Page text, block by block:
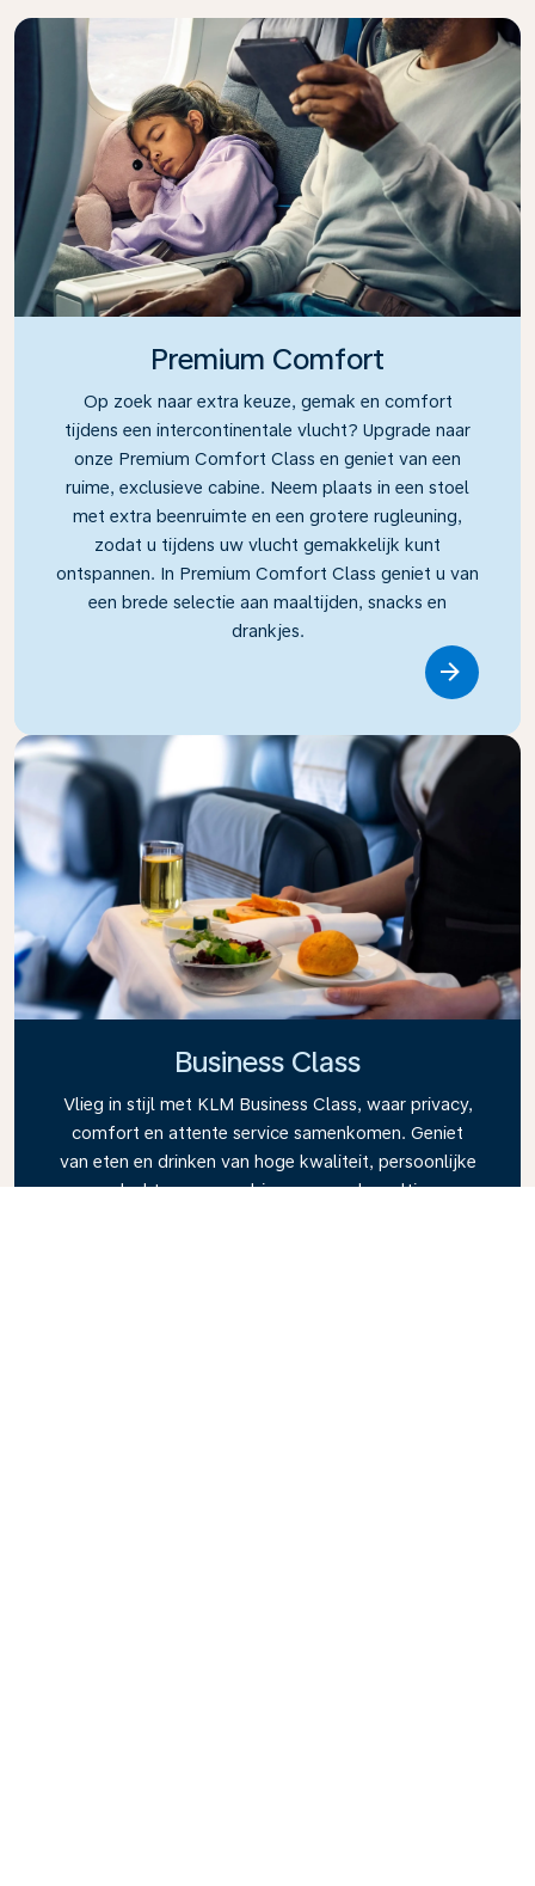
Premium Comfort
Op zoek naar extra keuze, gemak en comfort
tijdens een intercontinentale vlucht? Upgrade naar
onze Premium Comfort Class en geniet van een
ruime, exclusieve cabine. Neem plaats in een stoel
met extra beenruimte en een grotere rugleuning,
zodat u tijdens uw vlucht gemakkelijk kunt
ontspannen. In Premium Comfort Class geniet u van
een brede selectie aan maaltijden, snacks en
drankjes.
Business Class
Vlieg in stijl met KLM Business Class, waar privacy,
comfort en attente service samenkomen. Geniet
van eten en drinken van hoge kwaliteit, persoonlijke
aandacht van ons cabinepersoneel en ultieme